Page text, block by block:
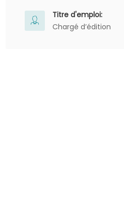
Titre d'emploi:
Chargé d’édition